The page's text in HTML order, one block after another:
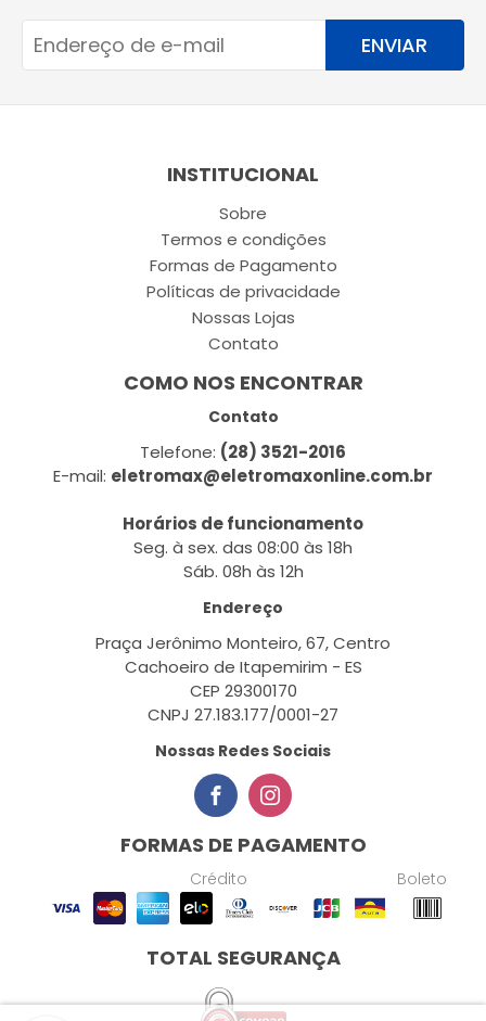
ENVIAR
INSTITUCIONAL
Sobre
Termos e condições
Formas de Pagamento
Políticas de privacidade
Nossas Lojas
Contato
COMO NOS ENCONTRAR
Contato
Telefone: (28) 3521-2016
E-mail: eletromax@eletromaxonline.com.br
Horários de funcionamento
Seg. à sex. das 08:00 às 18h
Sáb. 08h às 12h
Endereço
Praça Jerônimo Monteiro, 67, Centro
Cachoeiro de Itapemirim - ES
CEP 29300170
CNPJ 27.183.177/0001-27
Nossas Redes Sociais
FORMAS DE PAGAMENTO
Crédito Boleto
TOTAL SEGURANÇA